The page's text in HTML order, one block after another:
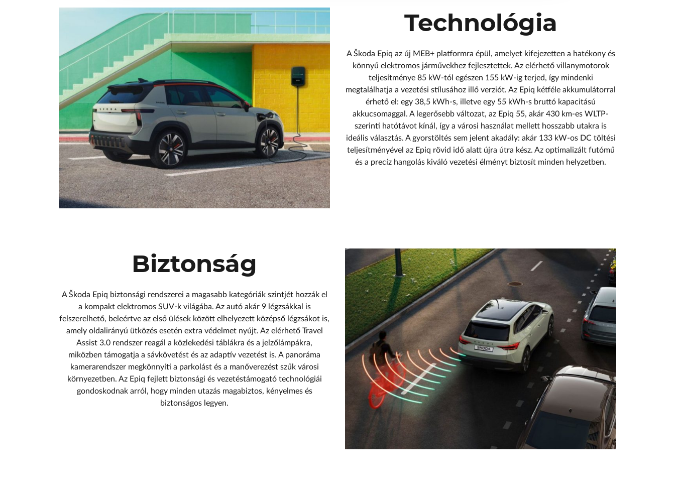
Technológia
A Škoda Epiq az új MEB+ platformra épül, amelyet kifejezetten a hatékony és
könnyű elektromos járművekhez fejlesztettek. Az elérhető villanymotorok
teljesítménye 85 kW-tól egészen 155 kW-ig terjed, így mindenki
megtalálhatja a vezetési stílusához illő verziót. Az Epiq kétféle akkumulátorral
érhető el: egy 38,5 kWh-s, illetve egy 55 kWh-s bruttó kapacitású
akkucsomaggal. A legerősebb változat, az Epiq 55, akár 430 km-es WLTP-
szerinti hatótávot kínál, így a városi használat mellett hosszabb utakra is
ideális választás. A gyorstöltés sem jelent akadály: akár 133 kW-os DC töltési
teljesítményével az Epiq rövid idő alatt újra útra kész. Az optimalizált futómű
és a precíz hangolás kiváló vezetési élményt biztosít minden helyzetben.
Biztonság
A Škoda Epiq biztonsági rendszerei a magasabb kategóriák szintjét hozzák el
a kompakt elektromos SUV-k világába. Az autó akár 9 légzsákkal is
felszerelhető, beleértve az első ülések között elhelyezett középső légzsákot is,
amely oldalirányú ütközés esetén extra védelmet nyújt. Az elérhető Travel
Assist 3.0 rendszer reagál a közlekedési táblákra és a jelzőlámpákra,
miközben támogatja a sávkövetést és az adaptív vezetést is. A panoráma
kamerarendszer megkönnyíti a parkolást és a manőverezést szűk városi
környezetben. Az Epiq fejlett biztonsági és vezetéstámogató technológiái
gondoskodnak arról, hogy minden utazás magabiztos, kényelmes és
biztonságos legyen.